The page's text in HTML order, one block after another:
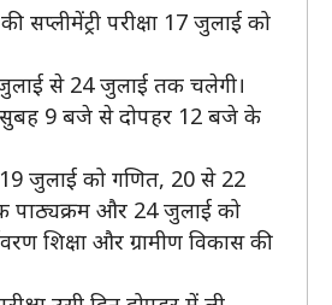
सप्लीमेंट्री परीक्षा 17 जुलाई को
जुलाई से 24 जुलाई तक चलेगी।
सुबह 9 बजे से दोपहर 12 बजे के
जुलाई को गणित, 20 से 22
पाठ्यक्रम और 24 जुलाई को
शिक्षा और ग्रामीण विकास की